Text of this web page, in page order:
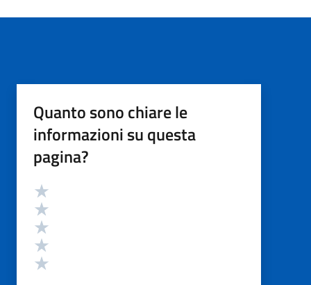
Quanto sono chiare le
informazioni su questa
pagina?
Valutazione